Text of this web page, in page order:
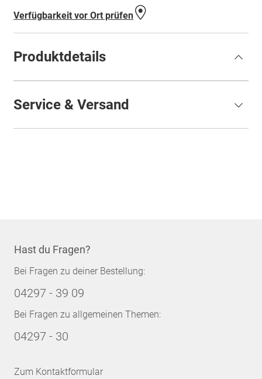
Verfügbarkeit vor Ort prüfen
Produktdetails
Service & Versand
Hast du Fragen?
Bei Fragen zu deiner Bestellung:
04297 - 39 09
Bei Fragen zu allgemeinen Themen:
04297 - 30
Zum Kontaktformular